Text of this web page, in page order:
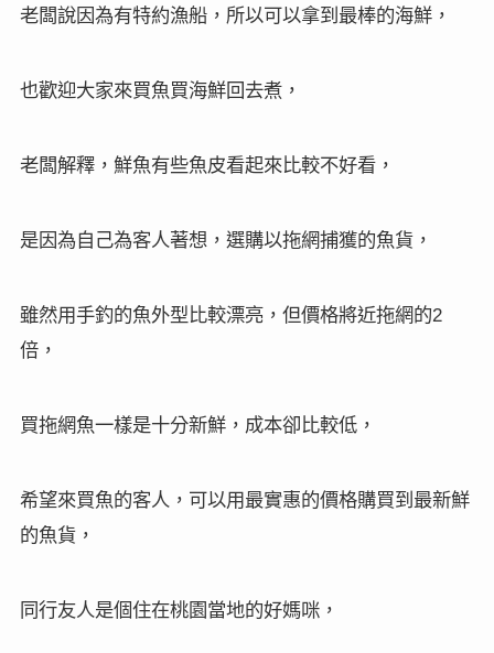
老闆說因為有特約漁船，所以可以拿到最棒的海鮮，
也歡迎大家來買魚買海鮮回去煮，
老闆解釋，鮮魚有些魚皮看起來比較不好看，
是因為自己為客人著想，選購以拖網捕獲的魚貨，
雖然用手釣的魚外型比較漂亮，但價格將近拖網的2
倍，
買拖網魚一樣是十分新鮮，成本卻比較低，
希望來買魚的客人，可以用最實惠的價格購買到最新鮮
的魚貨，
同行友人是個住在桃園當地的好媽咪，